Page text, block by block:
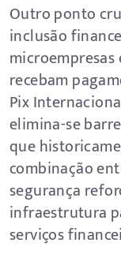
Outro ponto
inclusão
recebam
Pix
elimina-se
que
combinação
segurança
infraestrutura
serviços